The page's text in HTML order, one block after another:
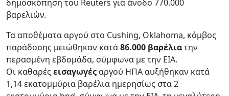
δημοσκόπηση του Reuters για άνοδο 770.000
βαρελιών.
Τα αποθέματα αργού στο Cushing, Oklahoma, κόμβος
παράδοσης μειώθηκαν κατά86.000 βαρέλιατην
περασμένη εβδομάδα, σύμφωνα με την EIA.
Οι καθαρέςεισαγωγέςαργού ΗΠΑ αυξήθηκαν κατά
1,14 εκατομμύρια βαρέλια ημερησίως στα 2